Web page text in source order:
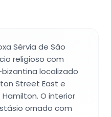
Sérvia de São
religioso com
localizado
Street East e
O interior
ornado com